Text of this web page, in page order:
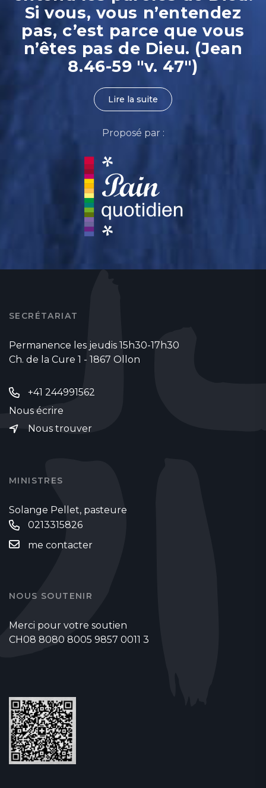
Si vous, vous n’entendez
pas, c’est parce que vous
n’êtes pas de Dieu. (Jean
8.46-59 "v. 47")
Lire la suite
Proposé par :
SECRÉTARIAT
Permanence les jeudis 15h30-17h30
Ch. de la Cure 1 - 1867 Ollon
+41 244991562
Nous écrire
Nous trouver
MINISTRES
Solange Pellet, pasteure
0213315826
me contacter
NOUS SOUTENIR
Merci pour votre soutien
CH08 8080 8005 9857 0011 3